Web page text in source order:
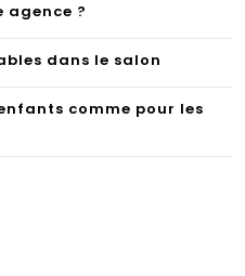
agence ?
dans le salon
comme pour les